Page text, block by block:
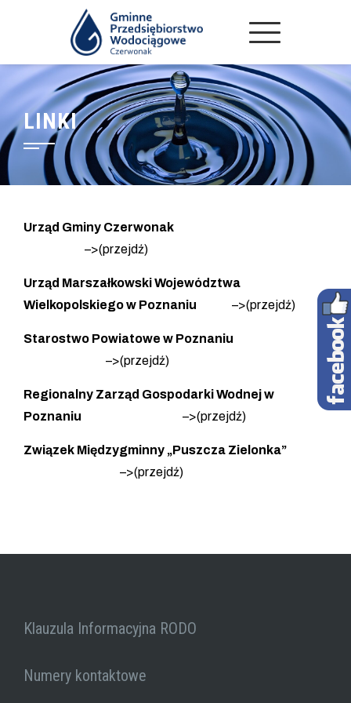
LINKI
Urząd Gminy Czerwonak
–>(przejdź)
Urząd Marszałkowski Województwa
Wielkopolskiego w Poznaniu –>(przejdź)
Starostwo Powiatowe w Poznaniu
–>(przejdź)
Regionalny Zarząd Gospodarki Wodnej w
Poznaniu –>(przejdź)
Związek Międzygminny „Puszcza Zielonka”
–>(przejdź)
Klauzula Informacyjna RODO
Numery kontaktowe